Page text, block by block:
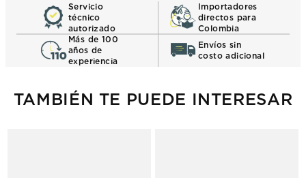
Servicio
técnico
autorizado
Importadores
directos para
Colombia
Más de 100
años de
experiencia
Envíos sin
costo adicional
TAMBIÉN TE PUEDE INTERESAR